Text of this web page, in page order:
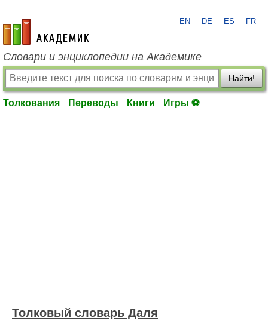
academic.ru
EN DE ES FR
Словари и энциклопедии на Академике
Найти!
Толкования Переводы Книги Игры ⚽
Толковый словарь Даля